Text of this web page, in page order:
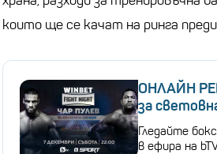
които ще се качат на ринга преди
ОНЛАЙН
за
Гледайте
в ефира на